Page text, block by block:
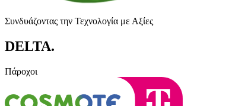
Συνδυάζοντας την Τεχνολογία με Αξίες
DELTA.
Πάροχοι